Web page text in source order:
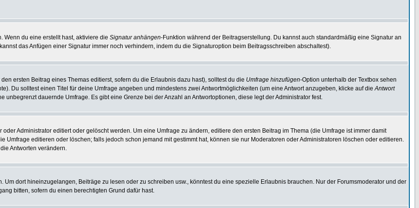
Wenn du eine erstellt hast, aktiviere die Signatur anhängen-Funktion während der Beitragserstellung. Du kannst auch standardmäßig eine Signatur an
das Anfügen einer Signatur immer noch verhindern, indem du die Signaturoption beim Beitragsschreiben abschaltest).
ersten Beitrag eines Themas editierst, sofern du die Erlaubnis dazu hast), solltest du die Umfrage hinzufügen-Option unterhalb der Textbox sehen
Du solltest einen Titel für deine Umfrage angeben und mindestens zwei Antwortmöglichkeiten (um eine Antwort anzugeben, klicke auf dieAntwort
unbegrenzt dauernde Umfrage. Es gibt eine Grenze bei der Anzahl an Antwortoptionen, diese legt der Administrator fest.
Administrator editiert oder gelöscht werden. Um eine Umfrage zu ändern, editiere den ersten Beitrag im Thema (die Umfrage ist immer damit
editieren oder löschen; falls jedoch schon jemand mit gestimmt hat, können sie nur Moderatoren oder Administratoren löschen oder editieren.
Antworten verändern.
dort hineinzugelangen, Beiträge zu lesen oder zu schreiben usw., könntest du eine spezielle Erlaubnis brauchen. Nur der Forumsmoderator und der
bitten, sofern du einen berechtigten Grund dafür hast.